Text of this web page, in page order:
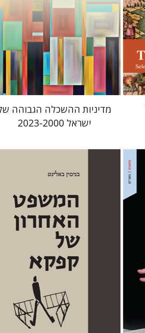
הנחת אתר ספר מודפס
$46
$41
מדיניות ההשכלה הגבוהה
ישראל 2023-2000
הנחת אתר ספר מודפס
$42
$38